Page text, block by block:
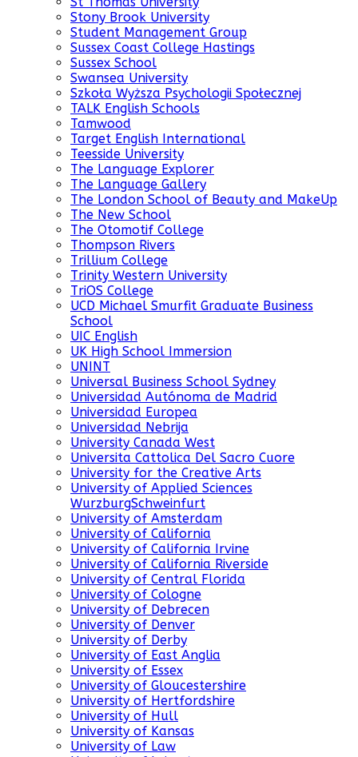
Stony Brook University
Student Management Group
Sussex Coast College Hastings
Sussex School
Swansea University
Szkoła Wyższa Psychologii Społecznej
TALK English Schools
Tamwood
Target English International
Teesside University
The Language Explorer
The Language Gallery
The London School of Beauty and MakeUp
The New School
The Otomotif College
Thompson Rivers
Trillium College
Trinity Western University
TriOS College
UCD Michael Smurfit Graduate Business
School
UIC English
UK High School Immersion
UNINT
Universal Business School Sydney
Universidad Autónoma de Madrid
Universidad Europea
Universidad Nebrija
University Canada West
Universita Cattolica Del Sacro Cuore
University for the Creative Arts
University of Applied Sciences
WurzburgSchweinfurt
University of Amsterdam
University of California
University of California Irvine
University of California Riverside
University of Central Florida
University of Cologne
University of Debrecen
University of Denver
University of Derby
University of East Anglia
University of Essex
University of Gloucestershire
University of Hertfordshire
University of Hull
University of Kansas
University of Law